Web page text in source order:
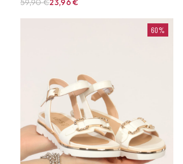
59,90€23,96€
60%